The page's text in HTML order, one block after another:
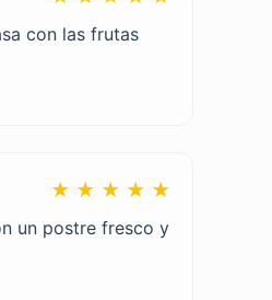
con las frutas
★ ★ ★ ★ ★
un postre fresco y